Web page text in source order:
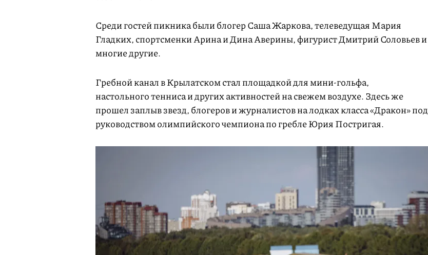
Среди гостей пикника были блогер Саша Жаркова, телеведущая Мария
Гладких, спортсменки Арина и Дина Аверины, фигурист Дмитрий Соловьев и
многие другие.
Гребной канал в Крылатском стал площадкой для мини-гольфа,
настольного тенниса и других активностей на свежем воздухе. Здесь же
прошел заплыв звезд, блогеров и журналистов на лодках класса «Дракон» под
руководством олимпийского чемпиона по гребле Юрия Постригая.